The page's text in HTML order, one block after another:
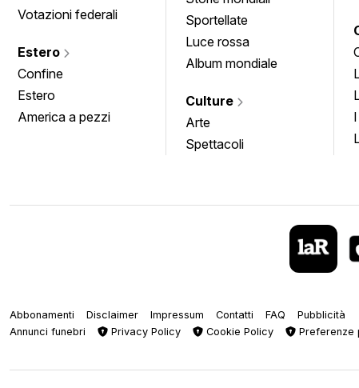
Votazioni federali
Estero
Confine
Estero
America a pezzi
Sportellate
Luce rossa
Album mondiale
Culture
Arte
Spettacoli
Abbonamenti Disclaimer Impressum Contatti FAQ
Pubblicità
Annunci funebri
Privacy Policy Cookie Policy Preferenze